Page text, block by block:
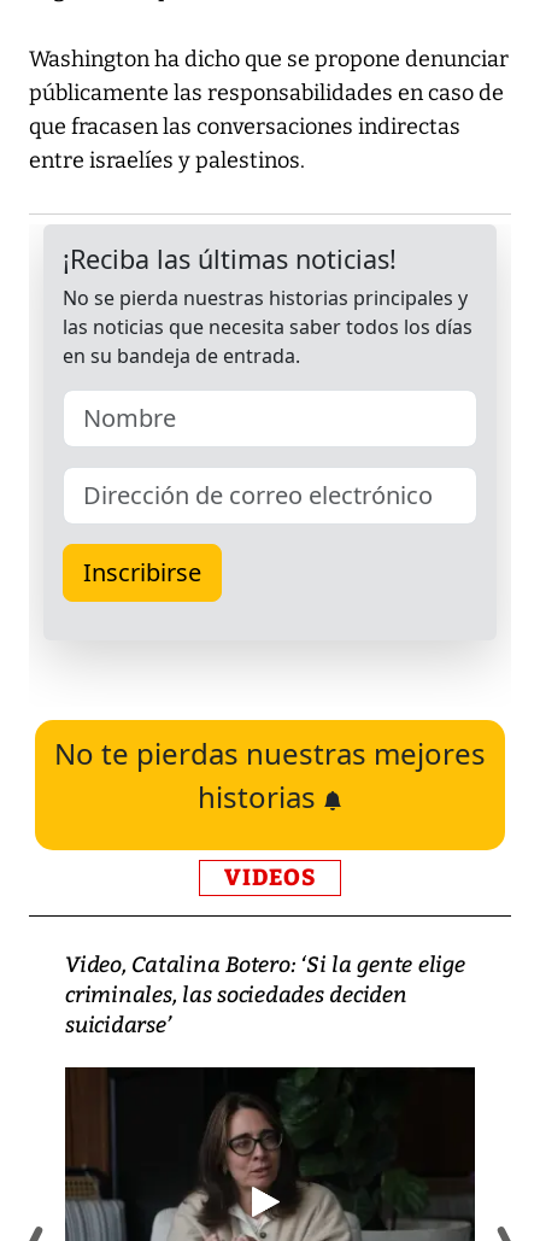
Washington ha dicho que se propone denunciar
públicamente las responsabilidades en caso de
que fracasen las conversaciones indirectas
entre israelíes y palestinos.
No te pierdas nuestras mejores
historias
VIDEOS
Video, Catalina Botero: ‘Si la gente elige
criminales, las sociedades deciden
suicidarse’